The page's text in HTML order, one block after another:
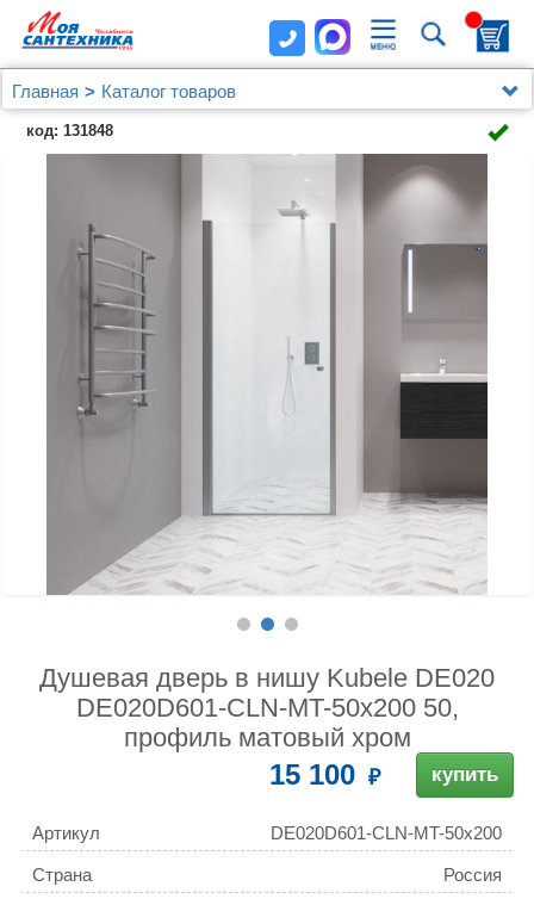
Главная
Каталог товаров
Душевые уголки, ограждения, поддоны
Kubele
Душевая дверь в нишу Kubele DE020 DE020D601-
код: 131848
Душевая дверь в нишу Kubele DE020
DE020D601-CLN-MT-50х200 50,
профиль матовый хром
15 100 купить
Артикул DE020D601-CLN-MT-50х200
Страна Россия